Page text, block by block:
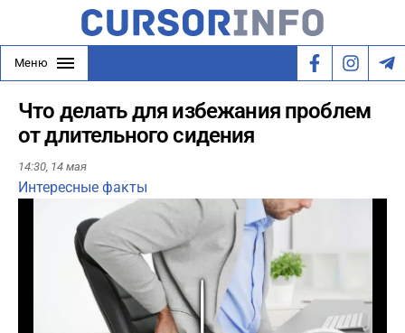
Меню
Что делать для избежания проблем
от длительного сидения
14:30, 14 мая
Интересные факты
Play